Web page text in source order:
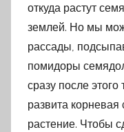
откуда растут
землей. Но мы
рассады,
помидоры
сразу после
развита
растение. Чтобы